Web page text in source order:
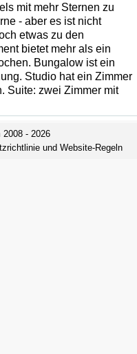
mit mehr Sternen zu
- aber es ist nicht
etwas zu den
bietet mehr als ein
Bungalow ist ein
Studio hat ein Zimmer
Suite: zwei Zimmer mit
- 2026
und Website-Regeln